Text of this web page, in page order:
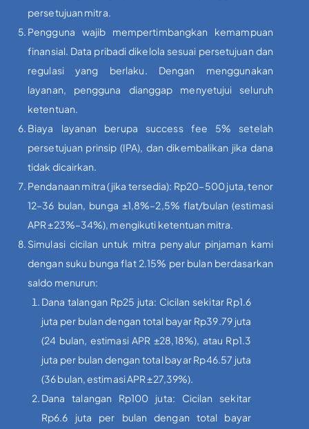
persetujuan mitra.
Pengguna wajib mempertimbangkan kemampuan
finansial. Data pribadi dikelola sesuai persetujuan dan
regulasi yang berlaku. Dengan menggunakan
layanan, pengguna dianggap menyetujui seluruh
ketentuan.
Biaya layanan berupa success fee 5% setelah
persetujuan prinsip (IPA), dan dikembalikan jika dana
tidak dicairkan.
Pendanaan mitra (jika tersedia): Rp20–500 juta, tenor
12–36 bulan, bunga ±1,8%–2,5% flat/bulan (estimasi
APR ±23%–34%), mengikuti ketentuan mitra.
Simulasi cicilan untuk mitra penyalur pinjaman kami
dengan suku bunga flat 2.15% per bulan berdasarkan
saldo menurun:
Dana talangan Rp25 juta: Cicilan sekitar Rp1.6
juta per bulan dengan total bayar Rp39.79 juta
(24 bulan, estimasi APR ±28,18%), atau Rp1.3
juta per bulan dengan total bayar Rp46.57 juta
(36 bulan, estimasi APR ±27,39%).
Dana talangan Rp100 juta: Cicilan sekitar
Rp6.6 juta per bulan dengan total bayar